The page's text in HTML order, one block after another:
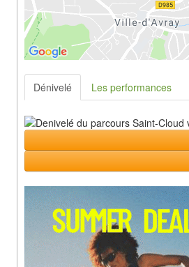
Dénivelé Les performances